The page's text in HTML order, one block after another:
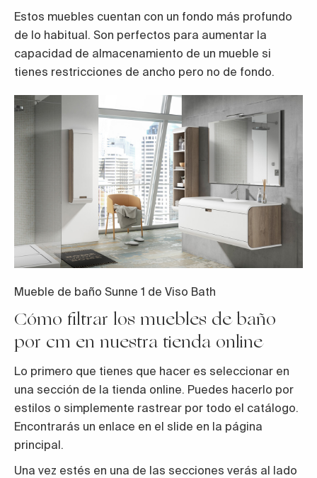
Estos muebles cuentan con un fondo más profundo
de lo habitual. Son perfectos para aumentar la
capacidad de almacenamiento de un mueble si
tienes restricciones de ancho pero no de fondo.
Mueble de baño Sunne 1 de Viso Bath
Cómo filtrar los muebles de baño
por cm en nuestra tienda online
Lo primero que tienes que hacer es seleccionar en
una sección de la tienda online. Puedes hacerlo por
estilos o simplemente rastrear por todo el catálogo.
Encontrarás un enlace en el slide en la página
principal.
Una vez estés en una de las secciones verás al lado